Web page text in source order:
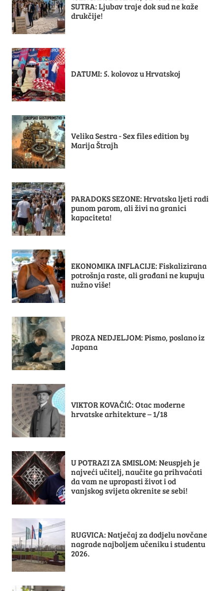
SUTRA: Ljubav traje dok sud ne kaže
drukčije!
DATUMI: 5. kolovoz u Hrvatskoj
Velika Sestra - Sex files edition by
Marija Štrajh
PARADOKS SEZONE: Hrvatska ljeti radi
punom parom, ali živi na granici
kapaciteta!
EKONOMIKA INFLACIJE: Fiskalizirana
potrošnja raste, ali građani ne kupuju
nužno više!
PROZA NEDJELJOM: Pismo, poslano iz
Japana
VIKTOR KOVAČIĆ: Otac moderne
hrvatske arhitekture – 1/18
U POTRAZI ZA SMISLOM: Neuspjeh je
najveći učitelj, naučite ga prihvaćati
da vam ne upropasti život i od
vanjskog svijeta okrenite se sebi!
RUGVICA: Natječaj za dodjelu novčane
nagrade najboljem učeniku i studentu
2026.